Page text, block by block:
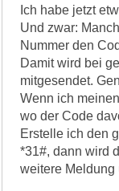
Ich habe jetzt
Und zwar:
Nummer den
Damit wird bei
mitgesendet.
Wenn ich
wo der Code
Erstelle ich den
*31#, dann wird
weitere Meldung